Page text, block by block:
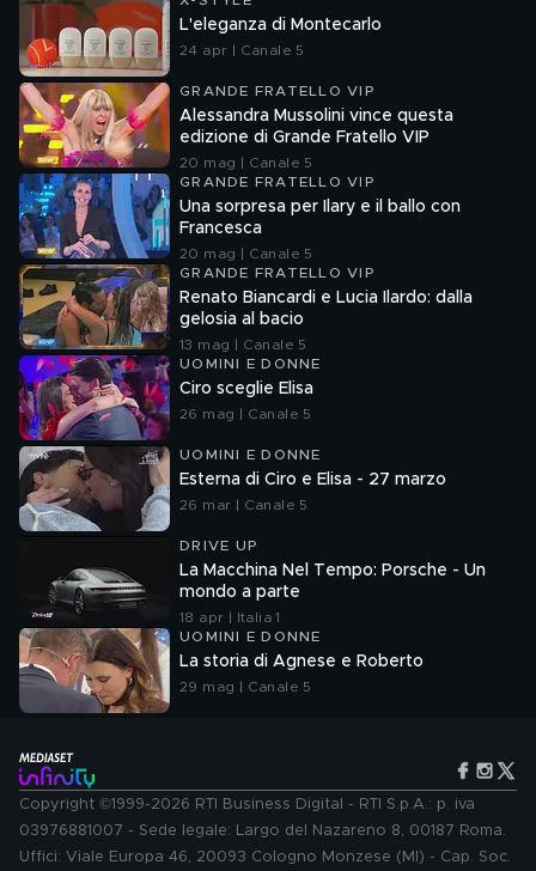
L'eleganza di Montecarlo
24 apr | Canale 5
GRANDE FRATELLO VIP
Alessandra Mussolini vince questa
edizione di Grande Fratello VIP
20 mag | Canale 5
GRANDE FRATELLO VIP
Una sorpresa per Ilary e il ballo con
Francesca
20 mag | Canale 5
GRANDE FRATELLO VIP
Renato Biancardi e Lucia Ilardo: dalla
gelosia al bacio
13 mag | Canale 5
UOMINI E DONNE
Ciro sceglie Elisa
26 mag | Canale 5
UOMINI E DONNE
Esterna di Ciro e Elisa - 27 marzo
26 mar | Canale 5
DRIVE UP
La Macchina Nel Tempo: Porsche - Un
mondo a parte
18 apr | Italia 1
UOMINI E DONNE
La storia di Agnese e Roberto
29 mag | Canale 5
Copyright ©1999-2026 RTI Business Digital - RTI S.p.A.: p. iva
03976881007 - Sede legale: Largo del Nazareno 8, 00187 Roma.
Uffici: Viale Europa 46, 20093 Cologno Monzese (MI) - Cap. Soc.